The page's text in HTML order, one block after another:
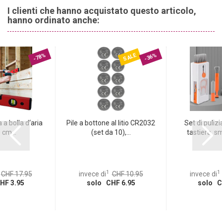
I clienti che hanno acquistato questo articolo,
hanno ordinato anche:
-78%
a bolla d‘aria
cm...
CHF 17.95
3.95
SALE -36%
Pile a bottone al litio CR2032
(set da 10),...
invece di1 CHF 10.95
solo CHF 6.95
Set di
tastiera,
invece di1
solo